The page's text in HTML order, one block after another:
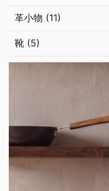
革小物 (11)
靴 (5)